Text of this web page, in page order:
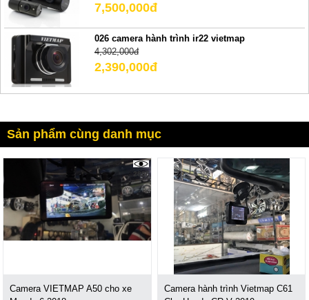
7,500,000đ
026 camera hành trình ir22 vietmap
4,302,000đ
2,390,000đ
Sản phẩm cùng danh mục
2895
Camera VIETMAP A50 cho xe
Camera hành trình Vietmap C61